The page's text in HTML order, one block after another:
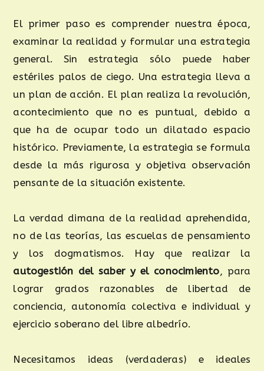
El primer paso es comprender nuestra época,
examinar la realidad y formular una estrategia
general. Sin estrategia sólo puede haber
estériles palos de ciego. Una estrategia lleva a
un plan de acción. El plan realiza la revolución,
acontecimiento que no es puntual, debido a
que ha de ocupar todo un dilatado espacio
histórico. Previamente, la estrategia se formula
desde la más rigurosa y objetiva observación
pensante de la situación existente.
La verdad dimana de la realidad aprehendida,
no de las teorías, las escuelas de pensamiento
y los dogmatismos. Hay que realizar la
autogestión del saber y el conocimiento, para
lograr grados razonables de libertad de
conciencia, autonomía colectiva e individual y
ejercicio soberano del libre albedrío.
Necesitamos ideas (verdaderas) e ideales